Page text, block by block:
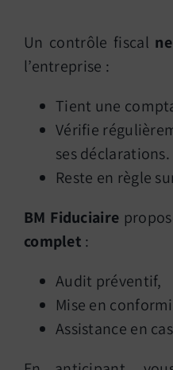
Un contrôle fiscal
l’entreprise :
Tient une
Vérifie
ses déclarations.
Reste en règle
BM Fiduciaire
complet :
Audit préventif,
Mise en
Assistance en